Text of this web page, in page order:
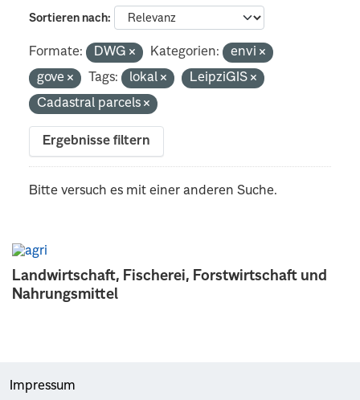
Landwirtschaft, Fischerei, Forstwirtschaft und
Nahrungsmittel
Sortieren nach
Formate: DWG Kategorien:
envi
gove
Tags: lokal
LeipziGIS
Cadastral parcels
Ergebnisse filtern
Bitte versuch es mit einer anderen Suche.
Impressum